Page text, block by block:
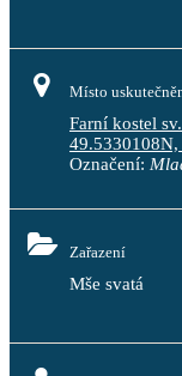
Místo
Farní kostel
Označení:
Zařazení
Mše svatá